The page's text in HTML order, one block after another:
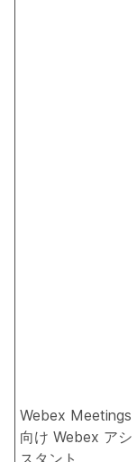
Webex Meetings
向け Webex アシ
スタント